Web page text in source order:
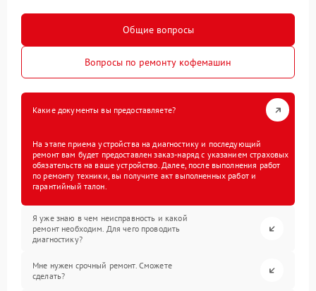
Общие вопросы
Вопросы по ремонту кофемашин
Какие документы вы предоставляете?
На этапе приема устройства на диагностику и последующий
ремонт вам будет предоставлен заказ-наряд с указанием страховых
обязательств на ваше устройство. Далее, после выполнения работ
по ремонту техники, вы получите акт выполненных работ и
гарантийный талон.
Я уже знаю в чем неисправность и какой
ремонт необходим. Для чего проводить
диагностику?
Мне нужен срочный ремонт. Сможете
сделать?